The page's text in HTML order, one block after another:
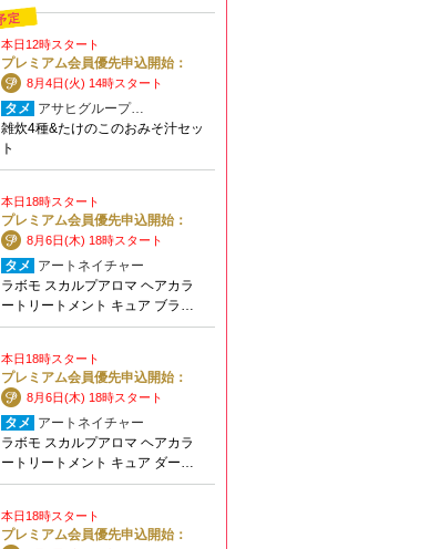
本日12時スタート
プレミアム会員優先申込開始：
8月4日(火) 14時スタート
タメ アサヒグループ…
雑炊4種&たけのこのおみそ汁セッ
ト
本日18時スタート
プレミアム会員優先申込開始：
8月6日(木) 18時スタート
タメ アートネイチャー
ラボモ スカルプアロマ ヘアカラ
ートリートメント キュア ブラ…
本日18時スタート
プレミアム会員優先申込開始：
8月6日(木) 18時スタート
タメ アートネイチャー
ラボモ スカルプアロマ ヘアカラ
ートリートメント キュア ダー…
本日18時スタート
プレミアム会員優先申込開始：